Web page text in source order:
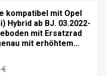
kompatibel mit Opel
Hybrid ab BJ. 03.2022-
mit Ersatzrad
mit erhöhtem...
€